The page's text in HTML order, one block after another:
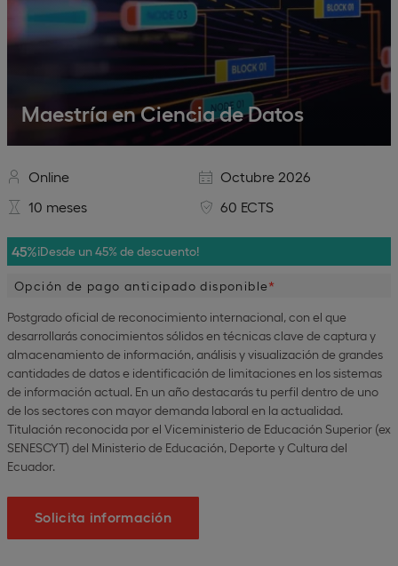
Maestría en Ciencia de Datos
Online
Octubre 2026
10 meses
60 ECTS
45%¡Desde un 45% de descuento!
Opción de pago anticipado disponible
Postgrado oficial de reconocimiento internacional, con el que
desarrollarás conocimientos sólidos en técnicas clave de captura y
almacenamiento de información, análisis y visualización de grandes
cantidades de datos e identificación de limitaciones en los sistemas
de información actual. En un año destacarás tu perfil dentro de uno
de los sectores con mayor demanda laboral en la actualidad.
Titulación reconocida por el Viceministerio de Educación Superior (ex
SENESCYT) del Ministerio de Educación, Deporte y Cultura del
Ecuador.
Solicita información